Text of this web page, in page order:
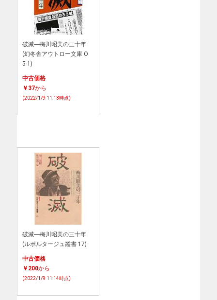
破滅―梅川昭美の三十年
(幻冬舎アウトロー文庫 O
5-1)
中古価格
￥37から
(2022/1/9 11:13時点)
破滅―梅川昭美の三十年
(ルポルタージュ叢書 17)
中古価格
￥200から
(2022/1/9 11:14時点)